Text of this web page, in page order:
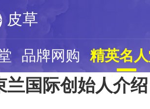
皮草
品牌网购 精英名
兰国际创始人介绍